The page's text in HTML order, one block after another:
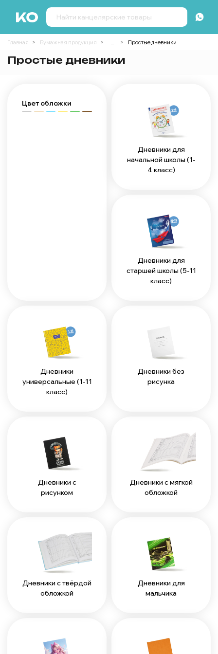
Главная Бумажная продукция ... Простые дневники
Простые дневники
Цвет обложки
Дневники для
начальной школы (1-
4 класс)
Дневники для
старшей школы (5-11
класс)
Дневники
универсальные (1-11
класс)
Дневники без
рисунка
Дневники с
рисунком
Дневники с мягкой
обложкой
Дневники с твёрдой
обложкой
Дневники для
мальчика